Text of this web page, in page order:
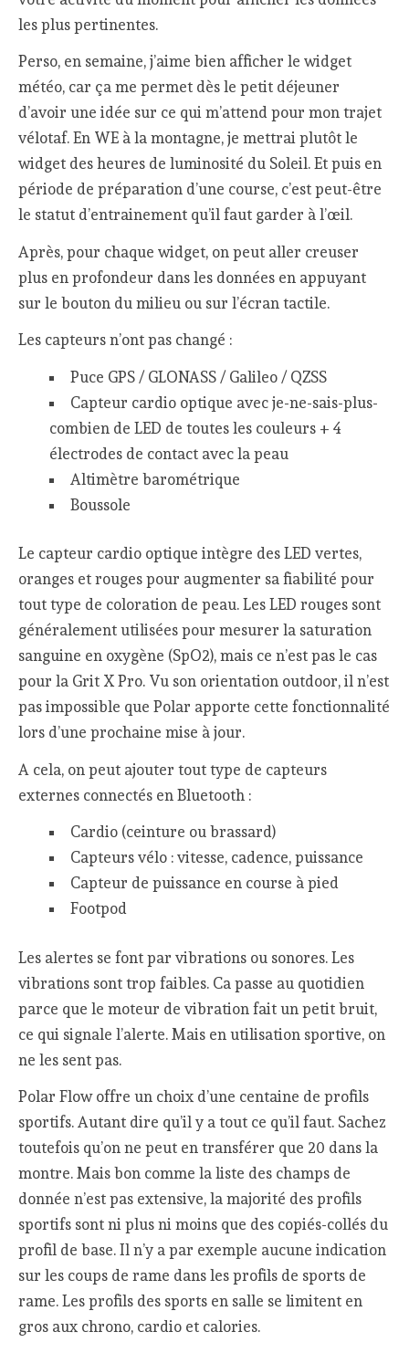
les plus pertinentes.
Perso, en semaine, j’aime bien afficher le widget
météo, car ça me permet dès le petit déjeuner
d’avoir une idée sur ce qui m’attend pour mon trajet
vélotaf. En WE à la montagne, je mettrai plutôt le
widget des heures de luminosité du Soleil. Et puis en
période de préparation d’une course, c’est peut-être
le statut d’entrainement qu’il faut garder à l’œil.
Après, pour chaque widget, on peut aller creuser
plus en profondeur dans les données en appuyant
sur le bouton du milieu ou sur l’écran tactile.
Les capteurs n’ont pas changé :
Puce GPS / GLONASS / Galileo / QZSS
Capteur cardio optique avec je-ne-sais-plus-
combien de LED de toutes les couleurs + 4
électrodes de contact avec la peau
Altimètre barométrique
Boussole
Le capteur cardio optique intègre des LED vertes,
oranges et rouges pour augmenter sa fiabilité pour
tout type de coloration de peau. Les LED rouges sont
généralement utilisées pour mesurer la saturation
sanguine en oxygène (SpO2), mais ce n’est pas le cas
pour la Grit X Pro. Vu son orientation outdoor, il n’est
pas impossible que Polar apporte cette fonctionnalité
lors d’une prochaine mise à jour.
A cela, on peut ajouter tout type de capteurs
externes connectés en Bluetooth :
Cardio (ceinture ou brassard)
Capteurs vélo : vitesse, cadence, puissance
Capteur de puissance en course à pied
Footpod
Les alertes se font par vibrations ou sonores. Les
vibrations sont trop faibles. Ca passe au quotidien
parce que le moteur de vibration fait un petit bruit,
ce qui signale l’alerte. Mais en utilisation sportive, on
ne les sent pas.
Polar Flow offre un choix d’une centaine de profils
sportifs. Autant dire qu’il y a tout ce qu’il faut. Sachez
toutefois qu’on ne peut en transférer que 20 dans la
montre. Mais bon comme la liste des champs de
donnée n’est pas extensive, la majorité des profils
sportifs sont ni plus ni moins que des copiés-collés du
profil de base. Il n’y a par exemple aucune indication
sur les coups de rame dans les profils de sports de
rame. Les profils des sports en salle se limitent en
gros aux chrono, cardio et calories.